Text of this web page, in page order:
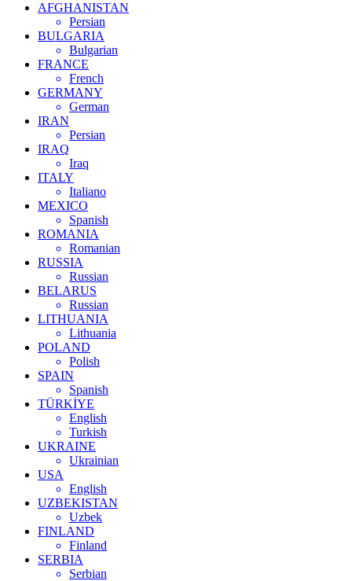
AFGHANISTAN
Persian
BULGARIA
Bulgarian
FRANCE
French
GERMANY
German
IRAN
Persian
IRAQ
Iraq
ITALY
Italiano
MEXICO
Spanish
ROMANIA
Romanian
RUSSIA
Russian
BELARUS
Russian
LITHUANIA
Lithuania
POLAND
Polish
SPAIN
Spanish
TÜRKİYE
English
Turkish
UKRAINE
Ukrainian
USA
English
UZBEKISTAN
Uzbek
FINLAND
Finland
SERBIA
Serbian